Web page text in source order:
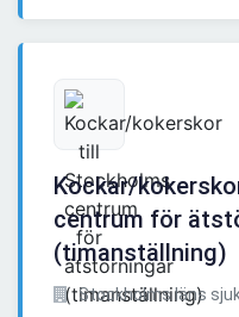
Kockar/
centrum för
(timanställning)
Stockholms läns